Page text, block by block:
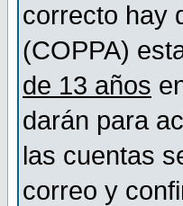
correcto hay
(COPPA)
de 13 años
darán para
las cuentas
correo y